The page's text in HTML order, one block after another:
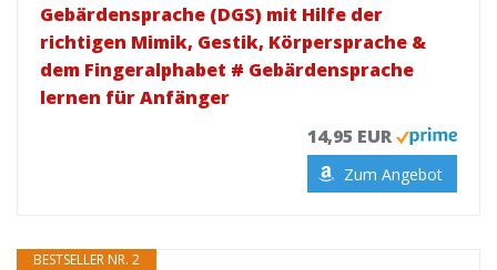
Gebärdensprache (DGS) mit Hilfe der
richtigen Mimik, Gestik, Körpersprache &
dem Fingeralphabet # Gebärdensprache
lernen für Anfänger
14,95 EUR
Zum Angebot
BESTSELLER NR. 2